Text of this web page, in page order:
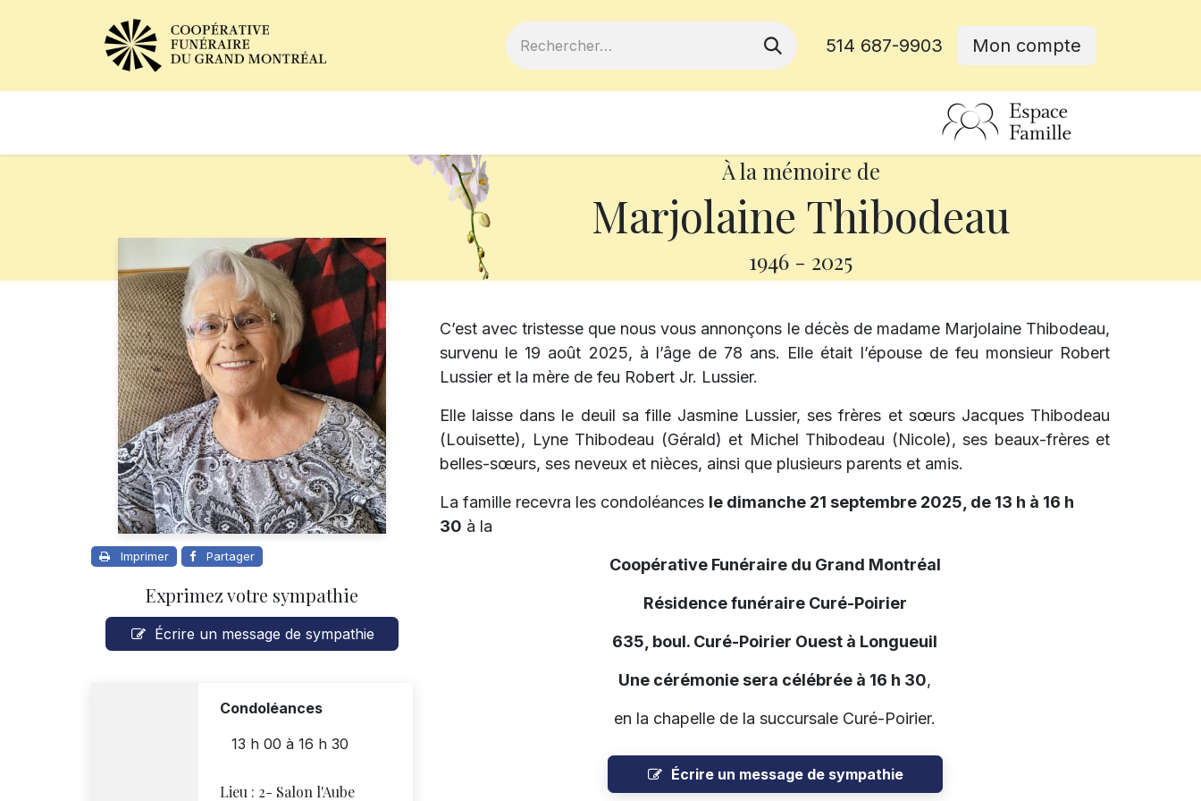
514 687-9903 Mon compte
À la mémoire de
Marjolaine Thibodeau
1946 - 2025
Imprimer Partager
Exprimez votre sympathie
Écrire un message de sympathie
Condoléances
13 h 00 à 16 h 30
Lieu : 2- Salon l'Aube
C’est avec tristesse que nous vous annonçons le décès de madame Marjolaine Thibodeau,
survenu le 19 août 2025, à l’âge de 78 ans. Elle était l’épouse de feu monsieur Robert
Lussier et la mère de feu Robert Jr. Lussier.
Elle laisse dans le deuil sa fille Jasmine Lussier, ses frères et sœurs Jacques Thibodeau
(Louisette), Lyne Thibodeau (Gérald) et Michel Thibodeau (Nicole), ses beaux-frères et
belles-sœurs, ses neveux et nièces, ainsi que plusieurs parents et amis.
La famille recevra les condoléances le dimanche 21 septembre 2025, de 13 h à 16 h
30 à la
Coopérative Funéraire du Grand Montréal
Résidence funéraire Curé-Poirier
635, boul. Curé-Poirier Ouest à Longueuil
Une cérémonie sera célébrée à 16 h 30,
en la chapelle de la succursale Curé-Poirier.
Écrire un message de sympathie